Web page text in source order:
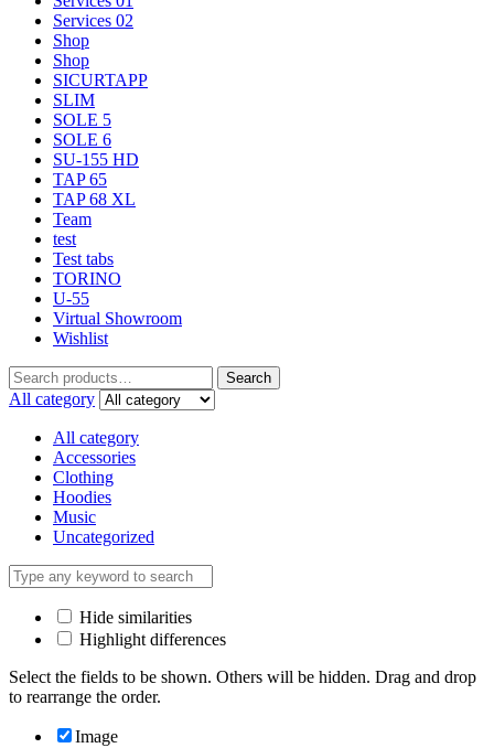
Services 02
Shop
Shop
SICURTAPP
SLIM
SOLE 5
SOLE 6
SU-155 HD
TAP 65
TAP 68 XL
Team
test
Test tabs
TORINO
U-55
Virtual Showroom
Wishlist
Search
All category
All category
Accessories
Clothing
Hoodies
Music
Uncategorized
Hide similarities
Highlight differences
Select the fields to be shown. Others will be hidden. Drag and drop
to rearrange the order.
Image